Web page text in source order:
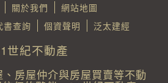
關於我們
網站地圖
書查詢 個資聲明 泛太建經
世紀不動產
房屋仲介與房屋買賣等不動